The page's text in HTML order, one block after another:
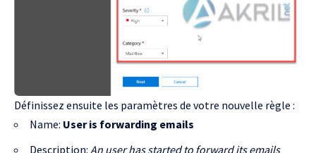
Définissez ensuite les paramètres de votre nouvelle règle :
Name: User is forwarding emails
Description: An user has started to forward its emails